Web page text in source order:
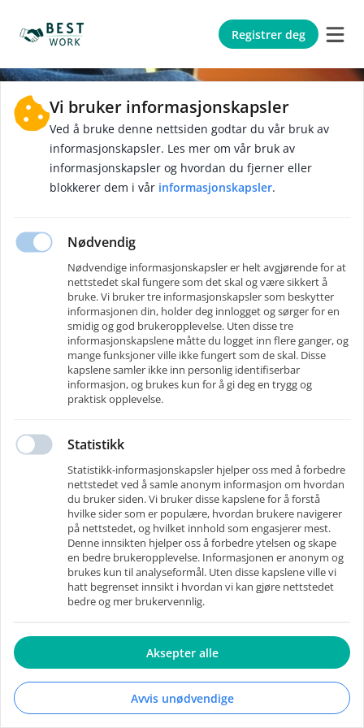
Registrer deg
Glemt passord?
Skriv inn e-posten din, så sender vi deg en kode for
å tilbakestille passordet.
*
Drevet av RecMan-Brukervilkår
Vi bruker informasjonskapsler
Ved å bruke denne nettsiden godtar du vår bruk av
informasjonskapsler. Les mer om vår bruk av
informasjonskapsler og hvordan du fjerner eller
blokkerer dem i vår informasjonskapsler.
Nødvendig
Nødvendige informasjonskapsler er helt avgjørende for at
nettstedet skal fungere som det skal og være sikkert å
bruke. Vi bruker tre informasjonskapsler som beskytter
informasjonen din, holder deg innlogget og sørger for en
smidig og god brukeropplevelse. Uten disse tre
informasjonskapslene måtte du logget inn flere ganger, og
mange funksjoner ville ikke fungert som de skal. Disse
kapslene samler ikke inn personlig identifiserbar
informasjon, og brukes kun for å gi deg en trygg og
praktisk opplevelse.
Statistikk
Statistikk-informasjonskapsler hjelper oss med å forbedre
nettstedet ved å samle anonym informasjon om hvordan
du bruker siden. Vi bruker disse kapslene for å forstå
hvilke sider som er populære, hvordan brukere navigerer
på nettstedet, og hvilket innhold som engasjerer mest.
Denne innsikten hjelper oss å forbedre ytelsen og skape
en bedre brukeropplevelse. Informasjonen er anonym og
brukes kun til analyseformål. Uten disse kapslene ville vi
hatt begrenset innsikt i hvordan vi kan gjøre nettstedet
bedre og mer brukervennlig.
Aksepter alle
Avvis unødvendige